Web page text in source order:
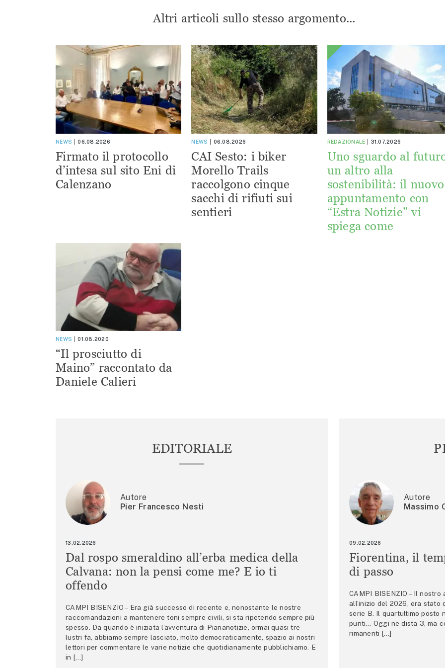
Altri articoli sullo stesso argomento...
NEWS 06.08.2026
Firmato il protocollo
d’intesa sul sito Eni di
Calenzano
NEWS 06.08.2026
CAI Sesto: i biker
Morello Trails
raccolgono cinque
sacchi di rifiuti sui
sentieri
REDAZIONALE 31.07.2026
Uno sguardo al
un altro alla
sostenibilità: il nuovo
appuntamento con
“Estra Notizie” vi
spiega come
NEWS 01.08.2020
“Il prosciutto di
Maino” raccontato da
Daniele Calieri
EDITORIALE
Autore
Pier Francesco Nesti
13.02.2026
Dal rospo smeraldino all’erba medica della
Calvana: non la pensi come me? E io ti
offendo
CAMPI BISENZIO – Era già successo di recente e, nonostante le nostre
raccomandazioni a mantenere toni sempre civili, si sta ripetendo sempre più
spesso. Da quando è iniziata l’avventura di Piananotizie, ormai quasi tre
lustri fa, abbiamo sempre lasciato, molto democraticamente, spazio ai nostri
lettori per commentare le varie notizie che quotidianamente pubblichiamo. E
in […]
Autore
Massimo
09.02.2026
Fiorentina, il
di passo
CAMPI BISENZIO – Il
all’inizio del 2026, era stato
serie B. Il quartultimo posto
punti… Oggi ne dista 3, ma
rimanenti […]